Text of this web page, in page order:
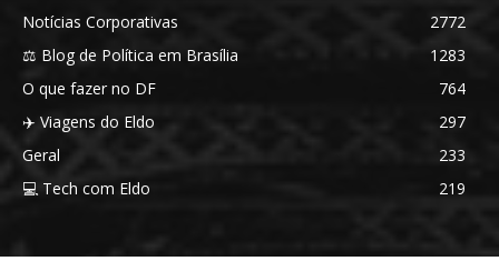
Notícias Corporativas
2772
⚖️ Blog de Política em Brasília
1283
O que fazer no DF
764
✈️ Viagens do Eldo
297
Geral
233
💻 Tech com Eldo
219